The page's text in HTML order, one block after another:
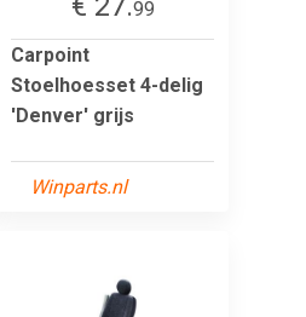
99
Carpoint
Stoelhoesset 4-delig
'Denver' grijs
Winparts.nl